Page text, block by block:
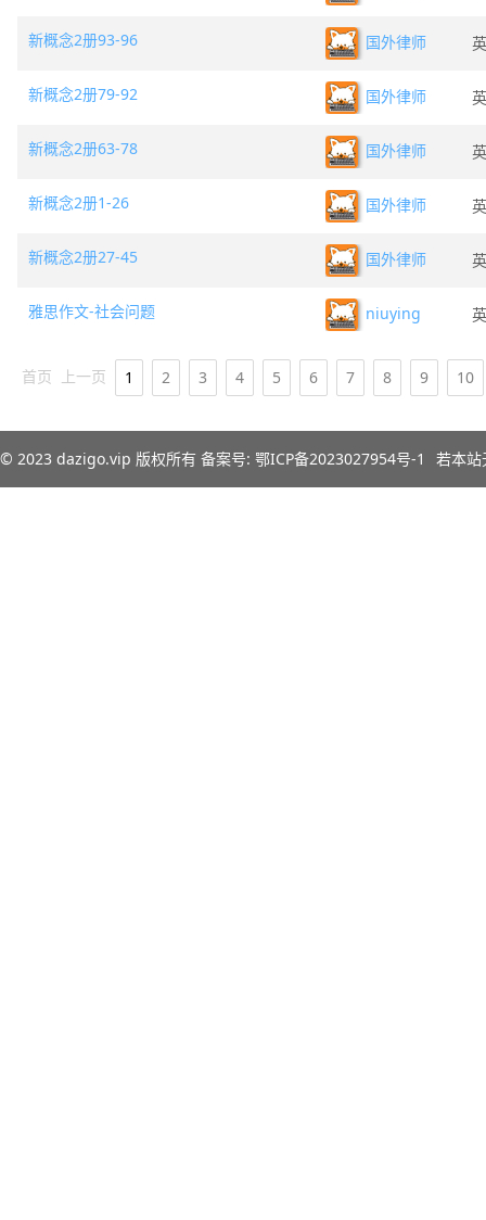
新概念2册93-96 国外律师
新概念2册79-92 国外律师
新概念2册63-78 国外律师
新概念2册1-26 国外律师
新概念2册27-45 国外律师
雅思作文-社会问题 niuying
首页 上一页 1 2 3 4 5 6 7 8 9 10
© 2023 dazigo.vip 版权所有 备案号: 鄂ICP备2023027954号-1 若本